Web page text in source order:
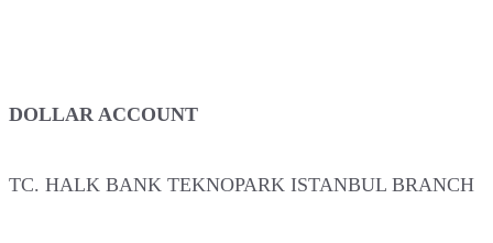
DOLLAR ACCOUNT
TC. HALK BANK TEKNOPARK ISTANBUL BRANCH